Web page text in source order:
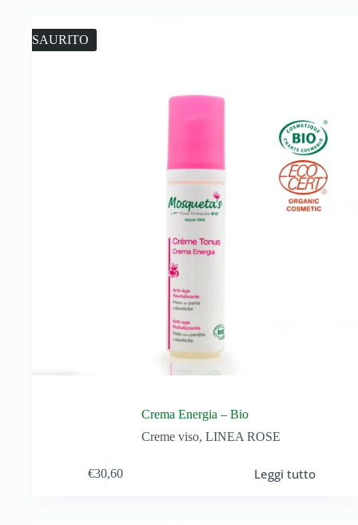
ESAURITO
Crema Energia – Bio
Creme viso, LINEA ROSE
€30,60 Leggi tutto